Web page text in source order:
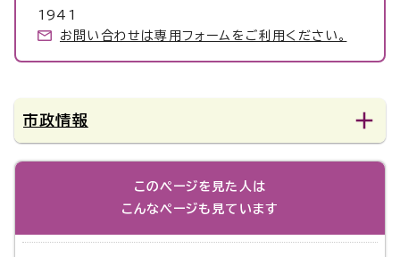
1941
お問い合わせは専用フォームをご利用ください。
市政情報
このページを見た人は
こんなページも見ています